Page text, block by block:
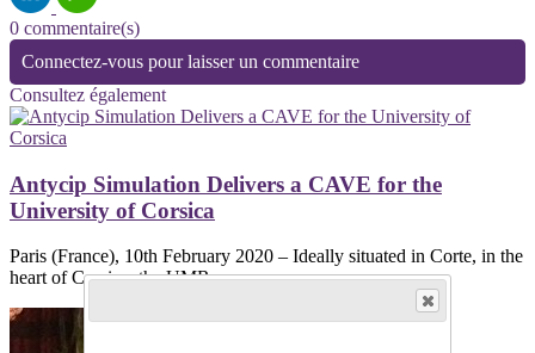
0 commentaire(s)
Connectez-vous pour laisser un commentaire
Consultez également
Antycip Simulation Delivers a CAVE for the
University of Corsica
Paris (France), 10th February 2020 – Ideally situated in Corte, in the
heart of Corsica, the UMR...